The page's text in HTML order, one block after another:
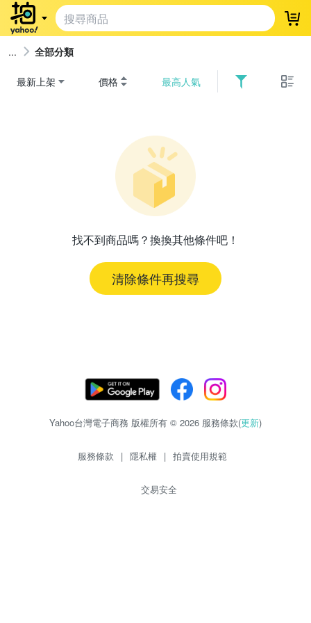
登
全部分類
最新上架 價格 最高人氣
找不到商品嗎？換換其他條件吧！
清除條件再搜尋
Yahoo台灣電子商務 版權所有 © 2026 服務條款(更新)
服務條款 | 隱私權 | 拍賣使用規範
交易安全